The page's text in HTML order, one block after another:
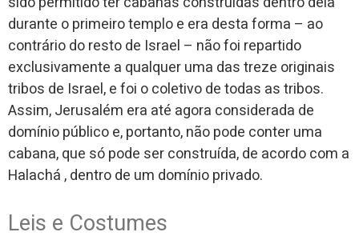
durante o primeiro templo e era desta forma – ao
contrário do resto de Israel – não foi repartido
exclusivamente a qualquer uma das treze originais
tribos de Israel, e foi o coletivo de todas as tribos.
Assim, Jerusalém era até agora considerada de
domínio público e, portanto, não pode conter uma
cabana, que só pode ser construída, de acordo com a
Halachá , dentro de um domínio privado.
Leis e Costumes